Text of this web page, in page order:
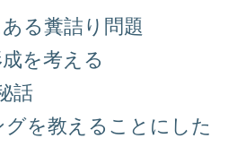
る糞詰り問題
を考える
話
を教えることにした